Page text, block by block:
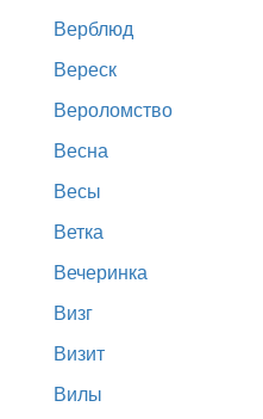
Верблюд
Вереск
Вероломство
Весна
Весы
Ветка
Вечеринка
Визг
Визит
Вилы